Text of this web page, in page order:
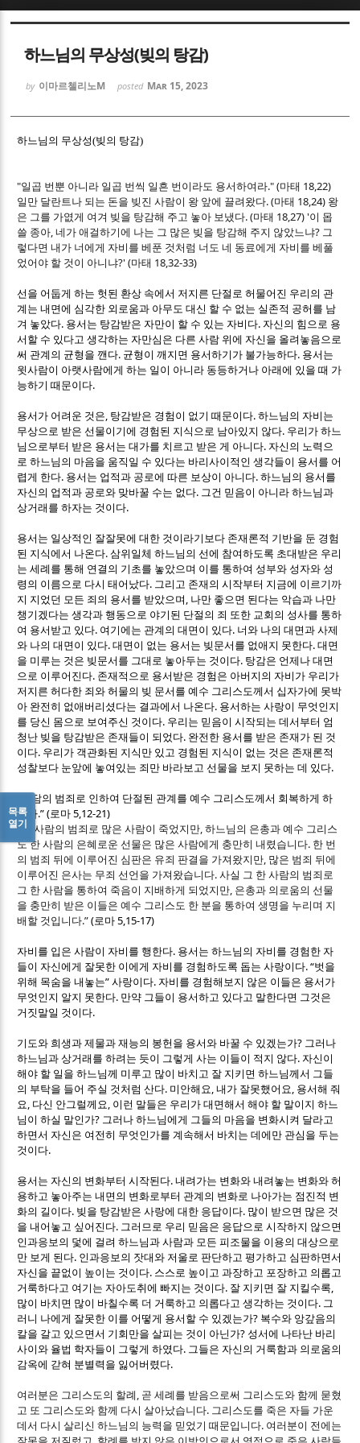
하느님의 무상성(빚의 탕감)
by 이마르첼리노M posted Mar 15, 2023
하느님의 무상성(빚의 탕감)
"일곱 번뿐 아니라 일곱 번씩 일흔 번이라도 용서하여라." (마태 18,22)
일만 달란트나 되는 돈을 빚진 사람이 왕 앞에 끌려왔다. (마태 18,24) 왕
은 그를 가엾게 여겨 빚을 탕감해 주고 놓아 보냈다. (마태 18,27) '이 몹
쓸 종아,네가 애걸하기에 나는 그 많은 빚을 탕감해 주지 않았느냐? 그
렇다면 내가 너에게 자비를 베푼 것처럼 너도 네 동료에게 자비를 베풀
었어야 할 것이 아니냐?' (마태 18,32-33)
선을 어둡게 하는 헛된 환상 속에서 저지른 단절로 허물어진 우리의 관
계는 내면에 심각한 외로움과 아무도 대신 할 수 없는 실존적 공허를 남
겨 놓았다. 용서는 탕감받은 자만이 할 수 있는 자비다.자신의 힘으로 용
서할 수 있다고 생각하는 자만심은 다른 사람 위에 자신을 올려놓음으로
써 관계의 균형을 깬다. 균형이 깨지면 용서하기가 불가능하다. 용서는
윗사람이 아랫사람에게 하는 일이 아니라 동등하거나 아래에 있을 때 가
능하기 때문이다.
용서가 어려운 것은, 탕감받은 경험이 없기 때문이다.하느님의 자비는
무상으로 받은 선물이기에 경험된 지식으로 남아있지 않다. 우리가 하느
님으로부터 받은 용서는 대가를 치르고 받은 게 아니다.자신의 노력으
로 하느님의 마음을 움직일 수 있다는 바리사이적인 생각들이 용서를 어
렵게 한다. 용서는 업적과 공로에 따른 보상이 아니다.하느님의 용서를
자신의 업적과 공로와 맞바꿀 수는 없다. 그건 믿음이 아니라 하느님과
상거래를 하자는 것이다.
용서는 일상적인 잘잘못에 대한 것이라기보다 존재론적 기반을 둔 경험
된 지식에서 나온다.삼위일체 하느님의 선에 참여하도록 초대받은 우리
는 세례를 통해 연결의 기초를 놓았으며 이를 통하여 성부와 성자와 성
령의 이름으로 다시 태어났다. 그리고 존재의 시작부터 지금에 이르기까
지 지었던 모든 죄의 용서를 받았으며 , 나만 좋으면 된다는 악습과 나만
챙기겠다는 생각과 행동으로 야기된 단절의 죄 또한 교회의 성사를 통하
여 용서받고 있다. 여기에는 관계의 대면이 있다. 너와 나의 대면과 사제
와 나의 대면이 있다.대면이 없는 용서는 빚문서를 없애지 못한다.대면
을 미루는 것은 빚문서를 그대로 놓아두는 것이다. 탕감은 언제나 대면
으로 이루어진다. 존재적으로 용서받은 경험은 아버지의 자비가 우리가
저지른 허다한 죄와 허물의 빚 문서를 예수 그리스도께서 십자가에 못박
아 완전히 없애버리셨다는 결과에서 나온다. 용서하는 사랑이 무엇인지
를 당신 몸으로 보여주신 것이다. 우리는 믿음이 시작되는 데서부터 엄
청난 빚을 탕감받은 존재들이 되었다. 완전한 용서를 받은 존재가 된 것
이다. 우리가 객관화된 지식만 있고 경험된 지식이 없는 것은 존재론적
성찰보다 눈앞에 놓여있는 죄만 바라보고 선물을 보지 못하는 데 있다.
아담의 범죄로 인하여 단절된 관계를 예수 그리스도께서 회복하게 하
셨다.”(로마5,12-21)
“한 사람의 범죄로 많은 사람이 죽었지만,하느님의 은총과 예수 그리스
도 한 사람의 은혜로운 선물은 많은 사람에게 충만히 내렸습니다. 한 번
의 범죄 뒤에 이루어진 심판은 유죄 판결을 가져왔지만, 많은 범죄 뒤에
이루어진 은사는 무죄 선언을 가져왔습니다.사실 그 한 사람의 범죄로
그 한 사람을 통하여 죽음이 지배하게 되었지만, 은총과 의로움의 선물
을 충만히 받은 이들은 예수 그리스도 한 분을 통하여 생명을 누리며 지
배할 것입니다.”(로마5,15-17)
자비를 입은 사람이 자비를 행한다. 용서는 하느님의 자비를 경험한 자
들이 자신에게 잘못한 이에게 자비를 경험하도록 돕는 사랑이다. “벗을
위해 목숨을 내놓는”사랑이다.자비를 경험해보지 않은 이들은 용서가
무엇인지 알지 못한다. 만약 그들이 용서하고 있다고 말한다면 그것은
거짓말일 것이다.
기도와 희생과 제물과 재능의 봉헌을 용서와 바꿀 수 있겠는가? 그러나
하느님과 상거래를 하려는 듯이 그렇게 사는 이들이 적지 않다.자신이
해야 할 일을 하느님께 미루고 많이 바치고 잘 지키면 하느님께서 그들
의 부탁을 들어 주실 것처럼 산다. 미안해요 ,내가 잘못했어요 , 용서해 줘
요 , 다신 안그럴께요 , 이런 말들은 우리가 대면해서 해야 할 말이지 하느
님이 하실 말인가? 그러나 하느님에게 그들의 마음을 변화시켜 달라고
하면서 자신은 여전히 무엇인가를 계속해서 바치는 데에만 관심을 두는
것이다.
용서는 자신의 변화부터 시작된다.내려가는 변화와 내려놓는 변화와 허
용하고 놓아주는 내면의 변화로부터 관계의 변화로 나아가는 점진적 변
화의 길이다. 빚을 탕감받은 사랑에 대한 응답이다. 많이 받으면 많은 것
을 내어놓고 싶어진다. 그러므로 우리 믿음은 응답으로 시작하지 않으면
인과응보의 덫에 걸려 하느님과 사람과 모든 피조물을 이용의 대상으로
만 보게 된다. 인과응보의 잣대와 저울로 판단하고 평가하고 심판하면서
자신을 끝없이 높이는 것이다. 스스로 높이고 과장하고 포장하고 의롭고
거룩하다고 여기는 자아도취에 빠지는 것이다. 잘 지키면 잘 지킬수록,
많이 바치면 많이 바칠수록 더 거룩하고 의롭다고 생각하는 것이다. 그
러니 나에게 잘못한 이를 어떻게 용서할 수 있겠는가? 복수와 앙갚음의
칼을 갈고 있으면서 기회만을 살피는 것이 아닌가? 성서에 나타난 바리
사이와 율법 학자들이 그렇게 하였다. 그들은 자신의 거룩함과 의로움의
감옥에 갇혀 분별력을 잃어버렸다.
여러분은 그리스도의 할례 , 곧 세례를 받음으로써 그리스도와 함께 묻혔
고 또 그리스도와 함께 다시 살아났습니다. 그리스도를 죽은 자들 가운
데서 다시 살리신 하느님의 능력을 믿었기 때문입니다. 여러분이 전에는
목록
열기
Sketchbook5, 스케치북5
Sketchbook5, 스케치북5
Sketchbook5, 스케치북5
Sketchbook5, 스케치북5